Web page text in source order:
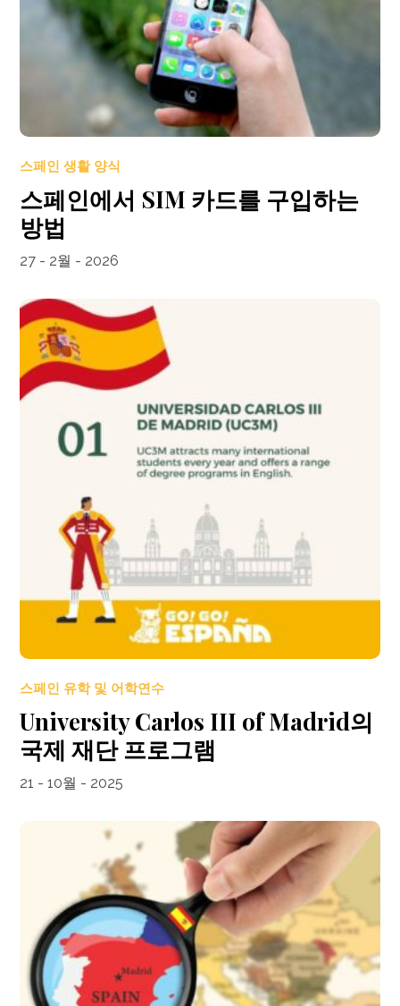
스페인 생활 양식
스페인에서 SIM 카드를 구입하는
방법
27 - 2월 - 2026
스페인 유학 및 어학연수
University Carlos III of Madrid의
국제 재단 프로그램
21 - 10월 - 2025